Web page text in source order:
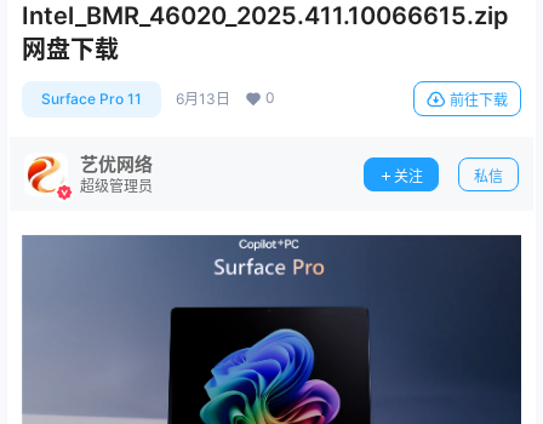
Intel_BMR_46020_2025.411.10066615.zip
网盘下载
Surface Pro 11 6月13日 0 前往下载
艺优网络
超级管理员
关注 私信